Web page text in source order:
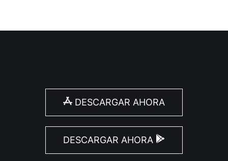
DESCARGAR AHORA
DESCARGAR AHORA